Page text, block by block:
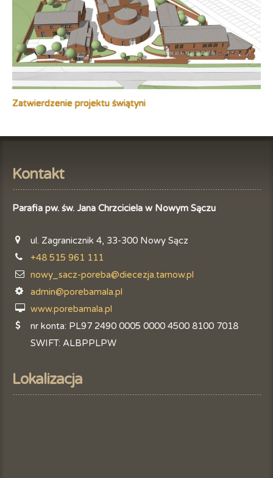
Zatwierdzenie projektu świątyni
Kontakt
Parafia pw. św. Jana Chrzciciela w Nowym Sączu
ul. Zagranicznik 4, 33-300 Nowy Sącz
+48 515 961 111
nowy_sacz-poreba@diecezja.tarnow.pl
admin@porebamala.pl
www.porebamala.pl
nr konta: PL97 2490 0005 0000 4500 8100 7018
SWIFT: ALBPPLPW
Lokalizacja